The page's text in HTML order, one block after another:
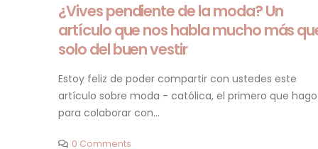
¿Vives pendiente de la moda? Un
artículo que nos habla mucho más
solo del buen vestir
Estoy feliz de poder compartir con ustedes este
artículo sobre moda - católica, el primero que hago
para colaborar con...
0 Comments